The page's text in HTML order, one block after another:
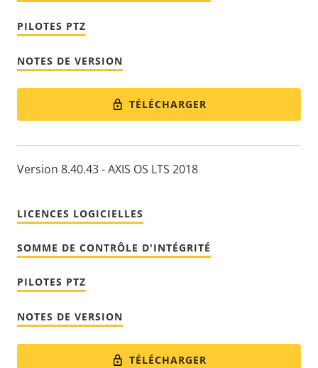
PILOTES PTZ
NOTES DE VERSION
TÉLÉCHARGER
Version 8.40.43 - AXIS OS LTS 2018
LICENCES LOGICIELLES
SOMME DE CONTRÔLE D'INTÉGRITÉ
PILOTES PTZ
NOTES DE VERSION
TÉLÉCHARGER